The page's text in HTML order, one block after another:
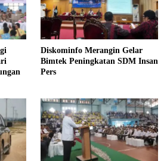
Diskominfo Merangin Gelar
Bimtek Peningkatan SDM Insan
Pers